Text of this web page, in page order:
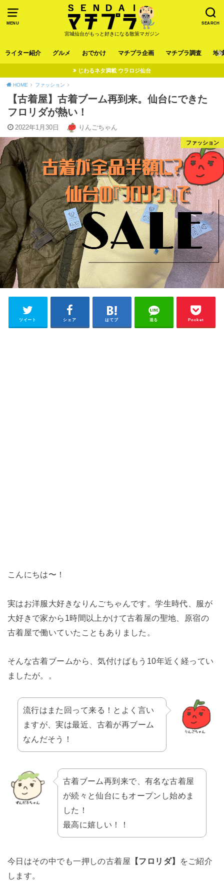
MENU SEARCH
宮城仙台がもっと好きになる散策マガジン
ライター紹介 グルメ おでかけ マチプラ企画 マチプラ調査 地
じわるネタ満載 ウラロジ仙台
HOME ファッション
【古着屋】古着ブーム再到来。仙台にできた
フロリダが熱い！
2022年1月30日 りんごちゃん
ファッション
ツイート シェア はてブ 送る Pocket
こんにちは〜！
実はお洋服大好きなりんごちゃんです。学生時代、服が
大好きで家から1時間以上かけて古着屋の聖地、原宿の
古着屋で働いていたこともありました。
そんな古着ブームから、気付けばもう10年近く経ってい
ましたが。。
流行はまた回って来る！とよく言い
ますが、実は最近、古着が再ブーム
なんだそう！
古着ブーム再到来で、有名な古着屋
が続々と仙台にもオープンし始めま
した！
最高に嬉しい！！
今日はその中でも一押しの古着屋 【フロリダ】
をご紹介
します。